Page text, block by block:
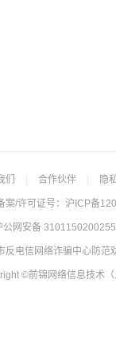
们 合作伙伴 隐
案/许可证号： 沪ICP备
公网安备
反电信网络诈骗中心防范
©前锦网络信息技术（